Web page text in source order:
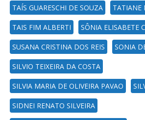
TAÍS GUARESCHI DE SOUZA TATIANE
TAIS FIM ALBERTI SÔNIA ELISABETE
SUSANA CRISTINA DOS REIS SONIA
SILVIO TEIXEIRA DA COSTA
SILVIA MARIA DE OLIVEIRA PAVAO
SIDNEI RENATO SILVEIRA